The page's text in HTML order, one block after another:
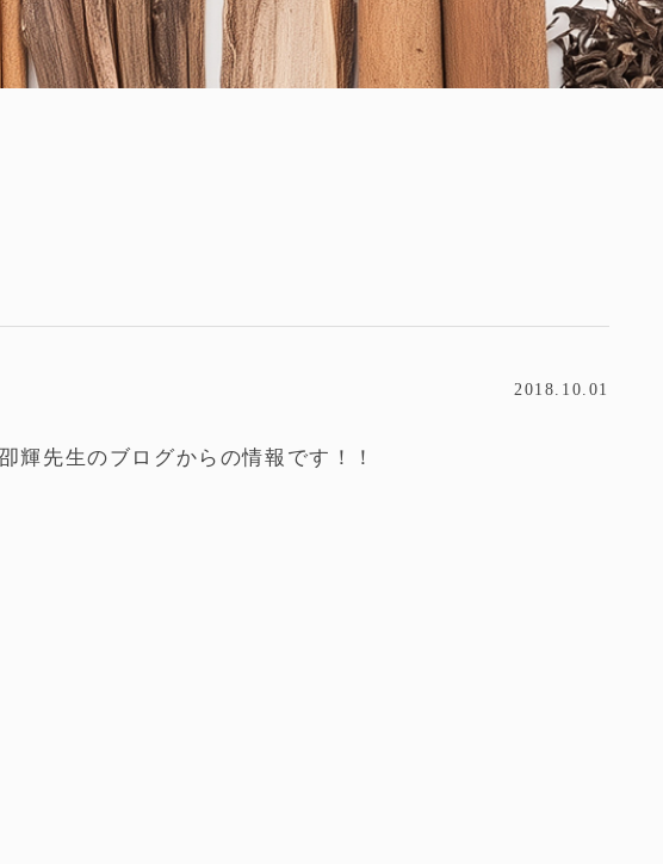
2018.10.01
輝先生のブログからの情報です！！